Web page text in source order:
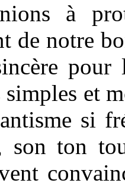
à
de notre
pour
simples et
si
son ton